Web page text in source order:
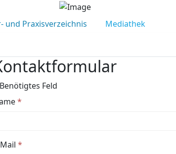
und Praxisverzeichnis Mediathek
Benötigtes Feld
*
*